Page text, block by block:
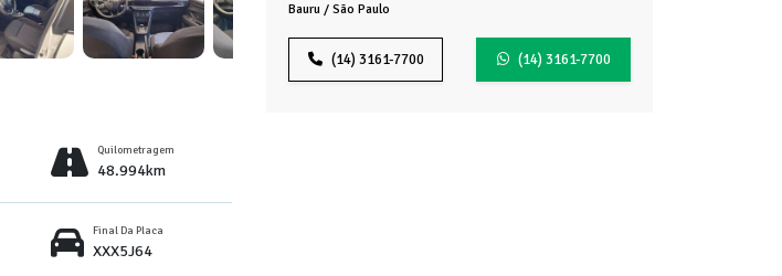
Bauru / São Paulo
(14) 3161-7700 (14) 3161-7700
Quilometragem
48.994km
Final Da Placa
XXX5J64